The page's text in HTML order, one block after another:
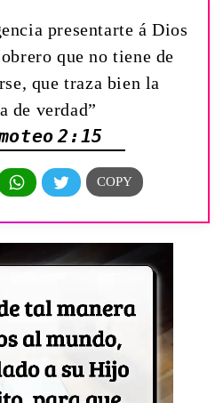
presentarte á Dios
que no tiene de
que traza bien la
de verdad”
2:15